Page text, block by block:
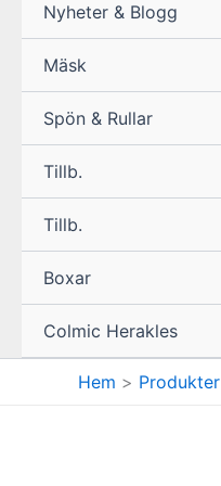
Nyheter & Blogg
Mäsk
Spön & Rullar
Tillb.
Tillb.
Boxar
Colmic Herakles
Hem Produkter